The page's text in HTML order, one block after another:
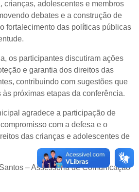
crianças, adolescentes e membros
debates e a construção de
fortalecimento das políticas públicas
os participantes discutiram ações
e garantia dos direitos das
contribuindo com sugestões que
próximas etapas da conferência.
agradece a participação de
com a defesa e o
das crianças e adolescentes de
– Assessoria de Comunicação